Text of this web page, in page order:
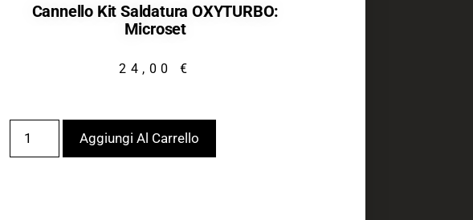
Cannello Kit Saldatura OXYTURBO:
Microset
24,00 €
Aggiungi Al Carrello